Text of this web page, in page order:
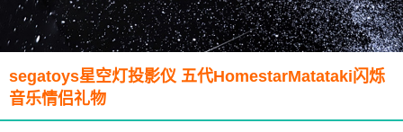
segatoys星空灯投影仪 五代HomestarMatataki闪烁
音乐情侣礼物